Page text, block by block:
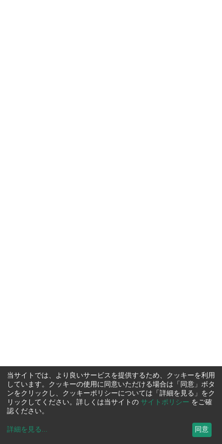
当サイトでは、より良いサービスを提供するため、クッキーを利用
しています。クッキーの使用に同意いただける場合は「同意」ボタ
ンをクリックし、クッキーポリシーについては「詳細を見る」をク
リックしてください。詳しくは当サイトの サイトポリシー をご確
認ください。
詳細を見る ... 同意